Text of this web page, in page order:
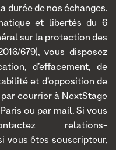
durée de nos échanges.
et libertés du 6
sur la protection des
679), vous disposez
d’effacement, de
et d’opposition de
courrier à NextStage
ou par mail. Si vous
relations-
vous êtes souscripteur,